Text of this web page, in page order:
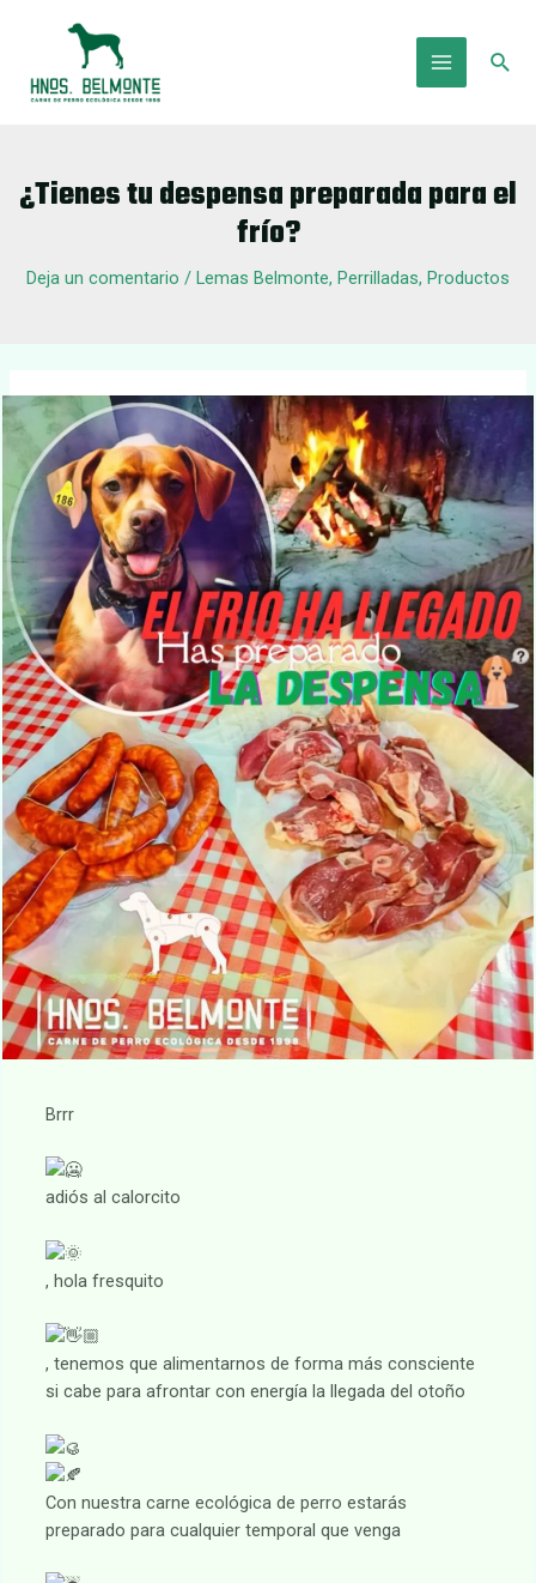
Main
¿Tienes tu despensa preparada para el
frío?
Deja un comentario / Lemas Belmonte, Perrilladas, Productos
Brrr
adiós al calorcito
, hola fresquito
, tenemos que alimentarnos de forma más consciente
si cabe para afrontar con energía la llegada del otoño
Con nuestra carne ecológica de perro estarás
preparado para cualquier temporal que venga